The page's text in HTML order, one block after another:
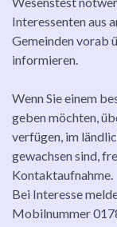
Interessenten aus
Gemeinden vorab
informieren.
Wenn Sie einem
geben möchten,
verfügen, im
gewachsen sind,
Kontaktaufnahme.
Bei Interesse
Mobilnummer